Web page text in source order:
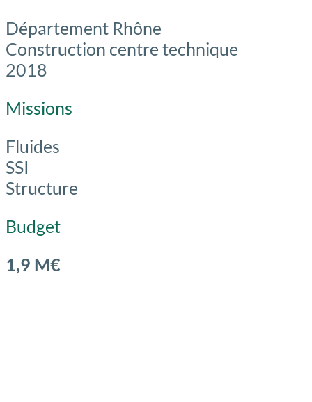
Département Rhône
Construction centre technique
2018
Missions
Fluides
SSI
Structure
Budget
1,9 M€